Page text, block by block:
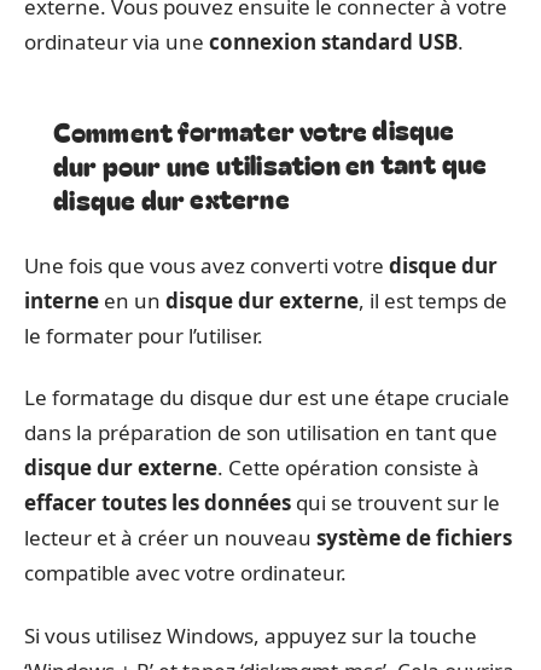
externe. Vous pouvez ensuite le connecter à votre
ordinateur via une connexion standard USB.
Comment formater votre disque
dur pour une utilisation en tant que
disque dur externe
Une fois que vous avez converti votre disque dur
interne en un disque dur externe, il est temps de
le formater pour l’utiliser.
Le formatage du disque dur est une étape cruciale
dans la préparation de son utilisation en tant que
disque dur externe. Cette opération consiste à
effacer toutes les données qui se trouvent sur le
lecteur et à créer un nouveau système de fichiers
compatible avec votre ordinateur.
Si vous utilisez Windows, appuyez sur la touche